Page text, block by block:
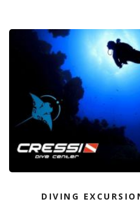
DIVING